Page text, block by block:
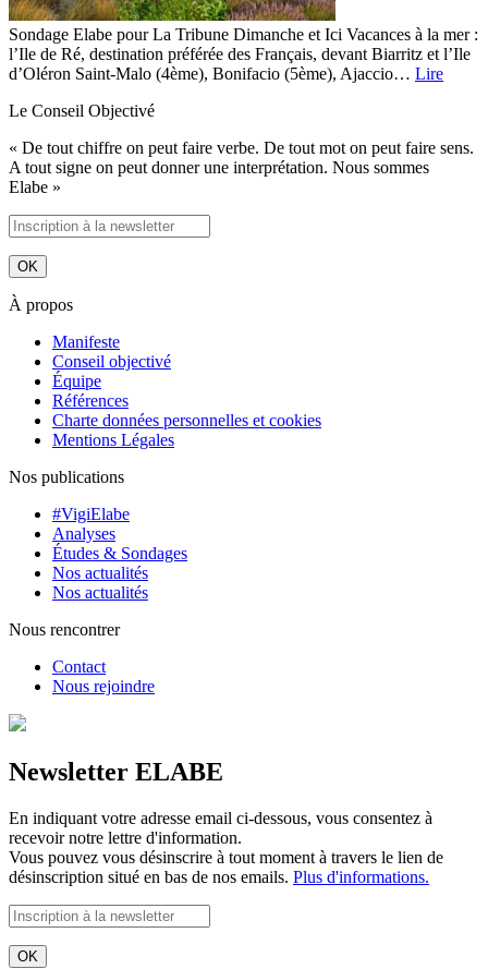
Sondage Elabe pour La Tribune Dimanche et Ici Vacances à la mer :
l’Ile de Ré, destination préférée des Français, devant Biarritz et l’Ile
d’Oléron Saint-Malo (4ème), Bonifacio (5ème), Ajaccio… Lire
Le Conseil Objectivé
« De tout chiffre on peut faire verbe. De tout mot on peut faire sens.
A tout signe on peut donner une interprétation. Nous sommes
Elabe »
À propos
Manifeste
Conseil objectivé
Équipe
Références
Charte données personnelles et cookies
Mentions Légales
Nos publications
#VigiElabe
Analyses
Études & Sondages
Nos actualités
Nos actualités
Nous rencontrer
Contact
Nous rejoindre
Newsletter ELABE
En indiquant votre adresse email ci-dessous, vous consentez à
recevoir notre lettre d'information.
Vous pouvez vous désinscrire à tout moment à travers le lien de
désinscription situé en bas de nos emails. Plus d'informations.